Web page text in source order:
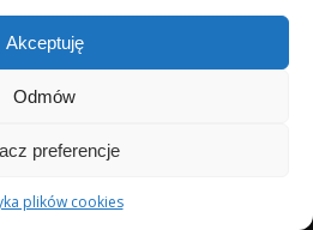
Akceptuję
Odmów
preferencje
plików cookies
Magazyn | Powered by